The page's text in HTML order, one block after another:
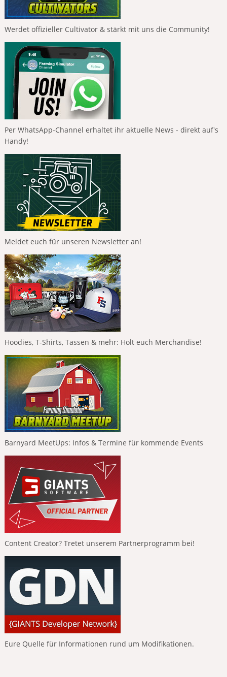
Werdet offizieller Cultivator & stärkt mit uns die Community!
Per WhatsApp-Channel erhaltet ihr aktuelle News - direkt auf's
Handy!
Meldet euch für unseren Newsletter an!
Hoodies, T-Shirts, Tassen & mehr: Holt euch Merchandise!
Barnyard MeetUps: Infos & Termine für kommende Events
Content Creator? Tretet unserem Partnerprogramm bei!
Eure Quelle für Informationen rund um Modifikationen.